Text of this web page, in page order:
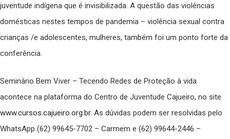
juventude indígena que é invisibilizada. A questão das violências
domésticas nestes tempos de pandemia – violência sexual contra
crianças /e adolescentes, mulheres, também foi um ponto forte da
conferência.
Seminário Bem Viver – Tecendo Redes de Proteção à vida
acontece na plataforma do Centro de Juventude Cajueiro, no site
www.cursos.cajueiro.org.br. As dúvidas podem ser resolvidas pelo
WhatsApp (62) 99645-7702 – Carmem e (62) 99644-2446 –